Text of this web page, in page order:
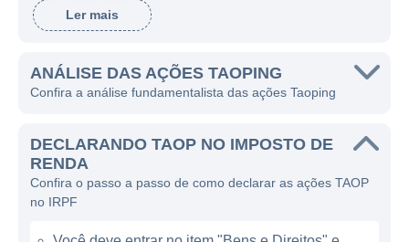
Taoping tem se esforçado para inovar no
comunicação entre as marcas e seus
consumidores.
A empresa é mais conhecida por seus
produtos e serviços que englobam a gestão
e operação de telas digitais, permitindo que
seus clientes exibam anúncios de forma
dinâmica e em tempo real. Isso inclui a
Ler mais
ANÁLISE DAS AÇÕES TAOPING
Confira a análise fundamentalista das ações Taoping
DECLARANDO TAOP NO IMPOSTO DE
RENDA
Confira o passo a passo de como declarar as ações TAOP
no IRPF